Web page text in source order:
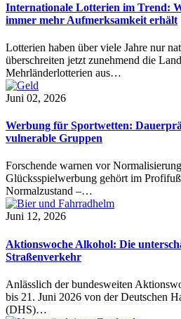
Internationale Lotterien im Trend:
immer mehr Aufmerksamkeit erhält
Lotterien haben über viele Jahre nur
überschreiten jetzt zunehmend die
Mehrländerlotterien aus…
Juni 02, 2026
Werbung für Sportwetten:
vulnerable Gruppen
Forschende warnen vor
Glücksspielwerbung gehört im
Normalzustand –…
Juni 12, 2026
Aktionswoche Alkohol: Die
Straßenverkehr
Anlässlich der bundesweiten
bis 21. Juni 2026 von der Deutschen
(DHS)…